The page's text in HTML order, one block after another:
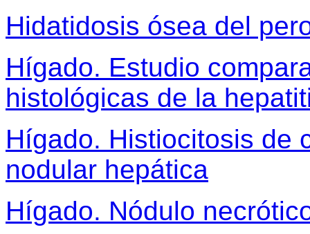
Hidatidosis ósea del
Hígado. Estudio
histológicas de la
Hígado. Histiocitosis de
nodular hepática
Hígado. Nódulo